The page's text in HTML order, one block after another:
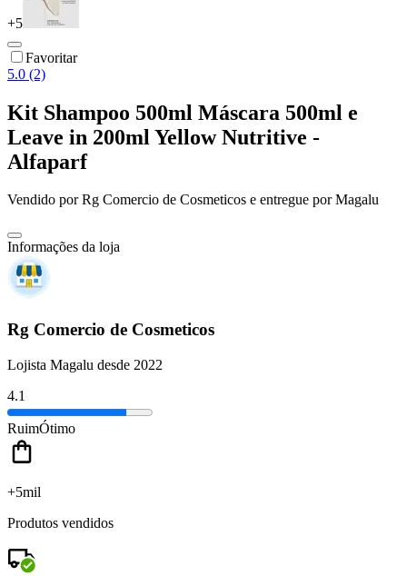
+5
Favoritar
5.0 (2)
Kit Shampoo 500ml Máscara 500ml e
Leave in 200ml Yellow Nutritive -
Alfaparf
Vendido porRg Comercio de Cosmeticos e entregue por Magalu
Informações da loja
Rg Comercio de Cosmeticos
Lojista Magalu desde 2022
4.1
RuimÓtimo
+5mil
Produtos vendidos